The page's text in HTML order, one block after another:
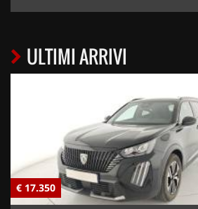
ULTIMI ARRIVI
€ 17.350